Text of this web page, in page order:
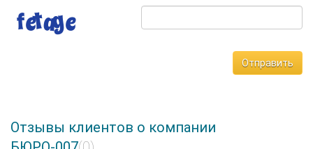
Отправить
Отзывы клиентов о компании